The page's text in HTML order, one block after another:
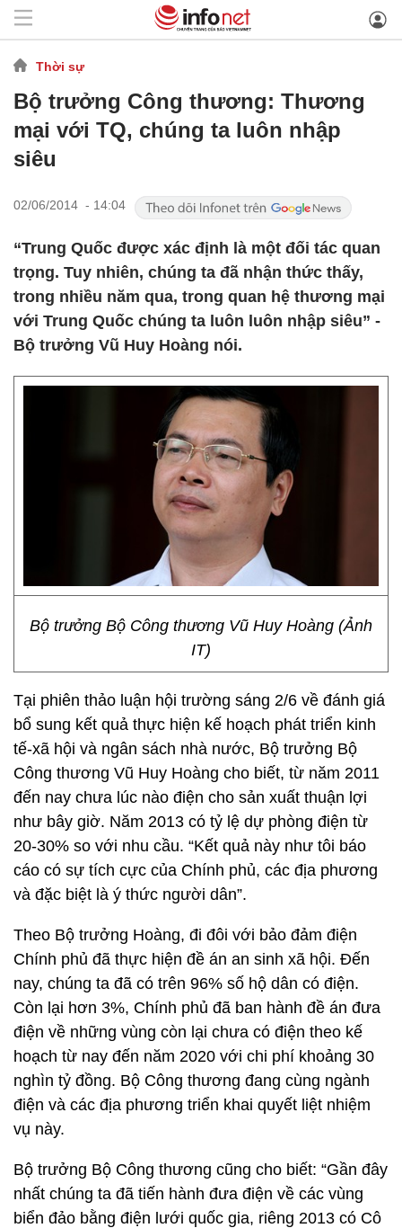
Thời sự
Bộ trưởng Công thương: Thương
mại với TQ, chúng ta luôn nhập
siêu
02/06/2014 - 14:04
“Trung Quốc được xác định là một đối tác quan
trọng. Tuy nhiên, chúng ta đã nhận thức thấy,
trong nhiều năm qua, trong quan hệ thương mại
với Trung Quốc chúng ta luôn luôn nhập siêu” -
Bộ trưởng Vũ Huy Hoàng nói.
Bộ trưởng Bộ Công thương Vũ Huy Hoàng (Ảnh
IT)
Tại phiên thảo luận hội trường sáng 2/6 về đánh giá
bổ sung kết quả thực hiện kế hoạch phát triển kinh
tế-xã hội và ngân sách nhà nước, Bộ trưởng Bộ
Công thương Vũ Huy Hoàng cho biết, từ năm 2011
đến nay chưa lúc nào điện cho sản xuất thuận lợi
như bây giờ. Năm 2013 có tỷ lệ dự phòng điện từ
20-30% so với nhu cầu. “Kết quả này như tôi báo
cáo có sự tích cực của Chính phủ, các địa phương
và đặc biệt là ý thức người dân”.
Theo Bộ trưởng Hoàng, đi đôi với bảo đảm điện
Chính phủ đã thực hiện đề án an sinh xã hội. Đến
nay, chúng ta đã có trên 96% số hộ dân có điện.
Còn lại hơn 3%, Chính phủ đã ban hành đề án đưa
điện về những vùng còn lại chưa có điện theo kế
hoạch từ nay đến năm 2020 với chi phí khoảng 30
nghìn tỷ đồng. Bộ Công thương đang cùng ngành
điện và các địa phương triển khai quyết liệt nhiệm
vụ này.
Bộ trưởng Bộ Công thương cũng cho biết: “Gần đây
nhất chúng ta đã tiến hành đưa điện về các vùng
biển đảo bằng điện lưới quốc gia, riêng 2013 có Cô